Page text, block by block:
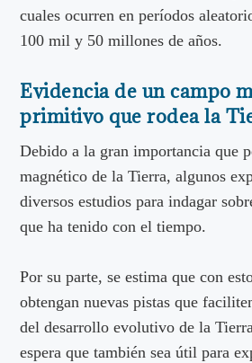
cuales ocurren en períodos
100 mil y 50 millones de años.
Evidencia de un campo
primitivo que rodea la
Debido a la gran importancia que
magnético de la Tierra, algunos
diversos estudios para indagar
que ha tenido con el tiempo.
Por su parte, se estima que con
obtengan nuevas pistas que
del desarrollo evolutivo de la
espera que también sea útil para